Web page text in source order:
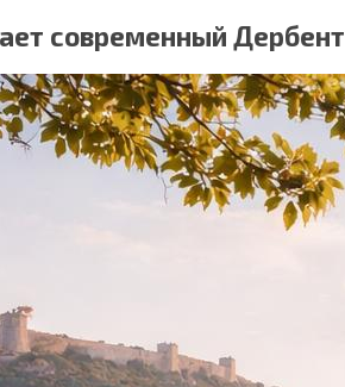
современный Дербент